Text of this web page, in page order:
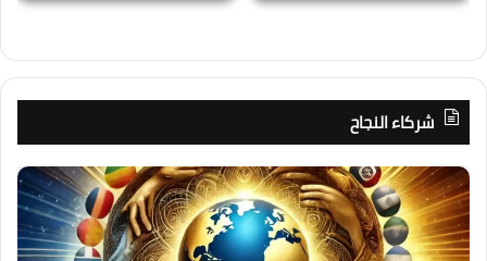
شركاء النجاح